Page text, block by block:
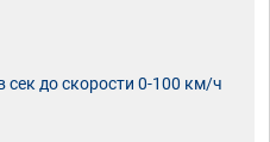
сек до скорости 0-100 км/ч